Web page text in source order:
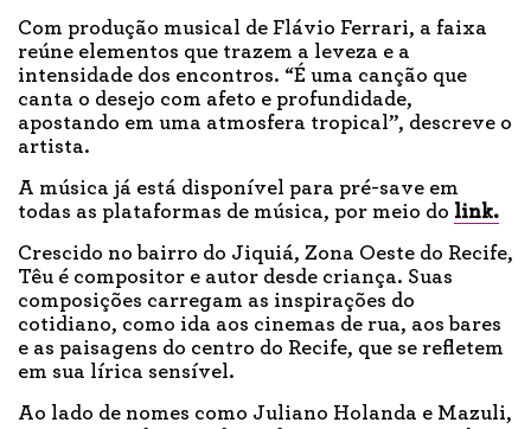
Com produção musical de Flávio Ferrari, a faixa
reúne elementos que trazem a leveza e a
intensidade dos encontros. “É uma canção que
canta o desejo com afeto e profundidade,
apostando em uma atmosfera tropical”, descreve o
artista.
A música já está disponível para pré-save em
todas as plataformas de música, por meio do link.
Crescido no bairro do Jiquiá, Zona Oeste do Recife,
Têu é compositor e autor desde criança. Suas
composições carregam as inspirações do
cotidiano, como ida aos cinemas de rua, aos bares
e as paisagens do centro do Recife, que se refletem
em sua lírica sensível.
Ao lado de nomes como Juliano Holanda e Mazuli,